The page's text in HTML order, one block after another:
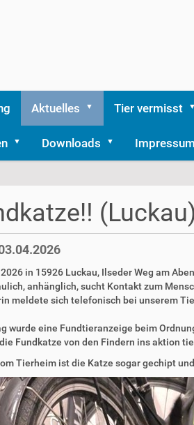
Aktuelles Tier vermisst
Downloads Impressum
(Luckau)
in 15926 Luckau, Ilseder Weg am
anhänglich, sucht Kontakt zum
meldete sich telefonisch bei unserem
wurde eine Fundtieranzeige beim
Fundkatze von den Findern ins aktion
Tierheim ist die Katze sogar gechipt